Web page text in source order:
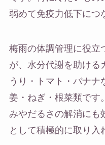
弱めて免疫力低下につ
梅雨の体調管理に役立
が、水分代謝を助ける
うり・トマト・バナナ
姜・ねぎ・根菜類です
みやだるさの解消にも
として積極的に取り入